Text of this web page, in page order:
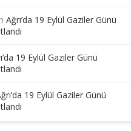
Ağrı’da 19 Eylül Gaziler Günü
19 Eylül Gaziler Günü
19 Eylül Gaziler Günü